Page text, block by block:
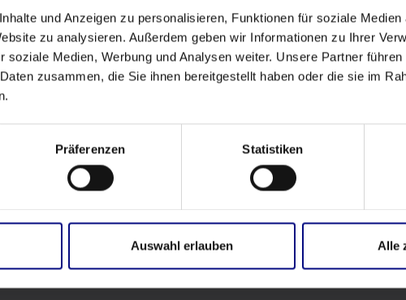
und Anzeigen zu personalisieren, Funktionen für soziale Medien
zu analysieren. Außerdem geben wir Informationen zu Ihrer
soziale Medien, Werbung und Analysen weiter. Unsere Partner
zusammen, die Sie ihnen bereitgestellt haben oder die sie im
Präferenzen Statistiken
Auswahl erlauben Alle
eseguiti
eseguite e
dettagliate
per il
modelli di
e visualizza i
definiti rivela
passano
applicazione
Mining è